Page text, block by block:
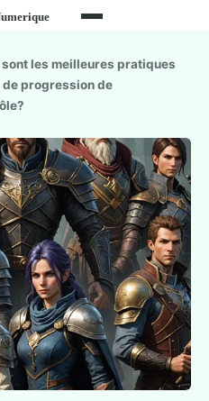
les meilleures pratiques
progression de